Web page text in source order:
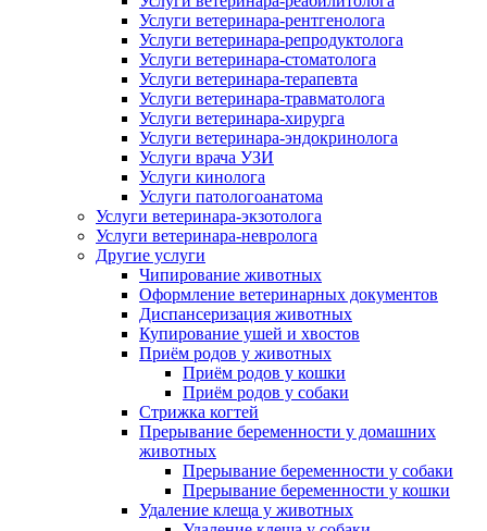
Услуги ветеринара-рентгенолога
Услуги ветеринара-репродуктолога
Услуги ветеринара-стоматолога
Услуги ветеринара-терапевта
Услуги ветеринара-травматолога
Услуги ветеринара-хирурга
Услуги ветеринара-эндокринолога
Услуги врача УЗИ
Услуги кинолога
Услуги патологоанатома
Услуги ветеринара-экзотолога
Услуги ветеринара-невролога
Другие услуги
Чипирование животных
Оформление ветеринарных документов
Диспансеризация животных
Купирование ушей и хвостов
Приём родов у животных
Приём родов у кошки
Приём родов у собаки
Стрижка когтей
Прерывание беременности у домашних
животных
Прерывание беременности у собаки
Прерывание беременности у кошки
Удаление клеща у животных